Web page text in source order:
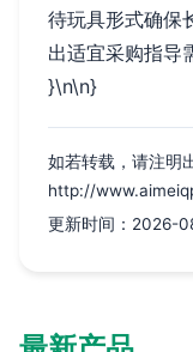
待玩具形式确保
出适宜采购指导
}\n\n}
如若转载，请注明
http://
更新时间：2026-